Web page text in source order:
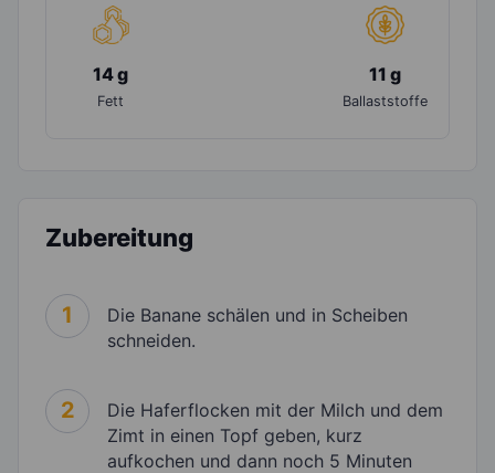
14 g
Fett
11 g
Ballaststoffe
Zubereitung
1
Die Banane schälen und in Scheiben
schneiden.
2
Die Haferflocken mit der Milch und dem
Zimt in einen Topf geben, kurz
aufkochen und dann noch 5 Minuten